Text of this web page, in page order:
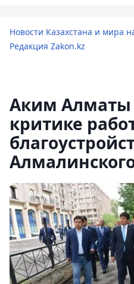
Новости Казахстана и мира
Редакция Zakon.kz
Аким Алматы
критике